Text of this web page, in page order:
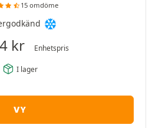
15 omdöme
kr Enhetspris
I lager
VY